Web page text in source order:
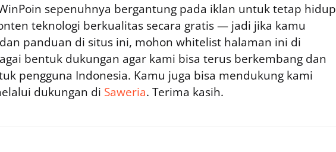
sepenuhnya bergantung pada iklan untuk tetap hidup
teknologi berkualitas secara gratis — jadi jika kamu
panduan di situs ini, mohon whitelist halaman ini di
bentuk dukungan agar kami bisa terus berkembang dan
pengguna Indonesia. Kamu juga bisa mendukung kami
dukungan di Saweria. Terima kasih.